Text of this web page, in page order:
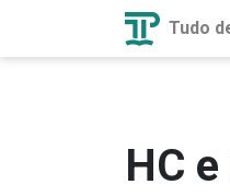
Tudo
HC